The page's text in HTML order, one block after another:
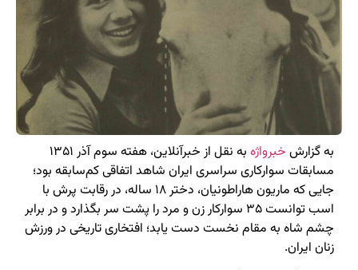
به گزارش خبرواژه
به نقل از خبرآنلاین، هفته سوم آذر ۱۳۵۱
مسابقات سوارکاری سراسری ایران شاهد اتفاقی کم‌سابقه بود؛
جایی که ماریون هاراطونیان، دختر ۱۸ ساله، در رقابت پرش با
اسب توانست ۳۵ سوارکار زن و مرد را پشت سر بگذارد و در برابر
چشم شاه به مقام نخست دست یابد؛ افتخاری تاریخی در ورزش
زنان ایران.